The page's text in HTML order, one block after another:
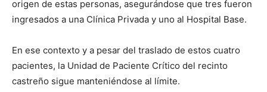
origen de estas personas, asegurándose que tres fueron
ingresados a una Clínica Privada y uno al Hospital Base.
En ese contexto y a pesar del traslado de estos cuatro
pacientes, la Unidad de Paciente Crítico del recinto
castreño sigue manteniéndose al límite.